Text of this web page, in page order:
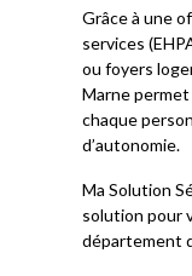
Grâce à une
services
ou foyers
Marne
chaque
d’autonomie.
Ma Solution
solution pour
département